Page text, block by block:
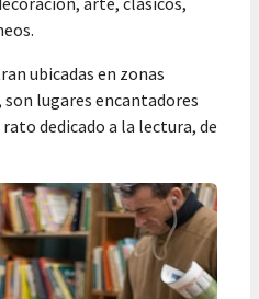
ubicadas en zonas
lugares encantadores
dedicado a la lectura, de